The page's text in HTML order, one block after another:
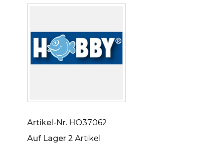
Artikel-Nr. HO37062
Auf Lager 2 Artikel